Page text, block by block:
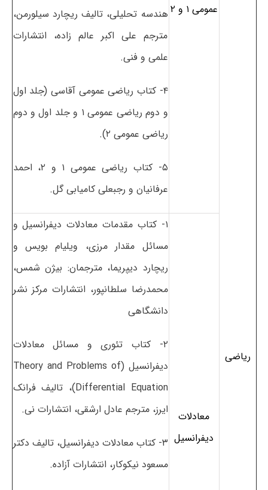
ریاضی
عمومی ۱ و ۲
هندسه تحلیلی، تالیف ریچارد سیلورمن،
مترجم علی اکبر عالم زاده، انتشارات
علمی و فنی.
۴- کتاب ریاضی عمومی آقاسی (جلد اول
و دوم ریاضی عمومی ۱ و جلد اول و دوم
ریاضی عمومی ۲).
۵- کتاب ریاضی عمومی ۱ و ۲، احمد
عرفانیان و رجبعلی کامیابی گل.
معادلات
دیفرانسیل
۱- کتاب مقدمات معادلات دیفرانسیل و
مسائل مقدار مرزی، ویلیام بویس و
ریچارد دیپریما، مترجمان: بیژن شمس،
محمدرضا سلطانپور، انتشارات مرکز نشر
دانشگاهی
۲- کتاب تئوری و مسائل معادلات
دیفرانسیل (Theory and Problems of
Differential Equation)، تالیف فرانک
ایرز، مترجم عادل ارشقی، انتشارات نی.
۳- کتاب معادلات دیفرانسیل، تالیف دکتر
مسعود نیکوکار، انتشارات آزاده.